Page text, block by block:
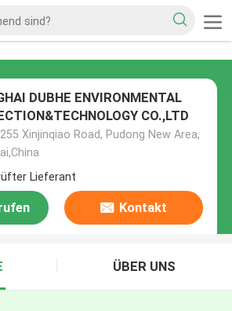
DUBHE ENVIRONMENTAL
CO.,LTD
Xinjinqiao Road, Pudong New Area,
Lieferant
Kontakt
ÜBER UNS